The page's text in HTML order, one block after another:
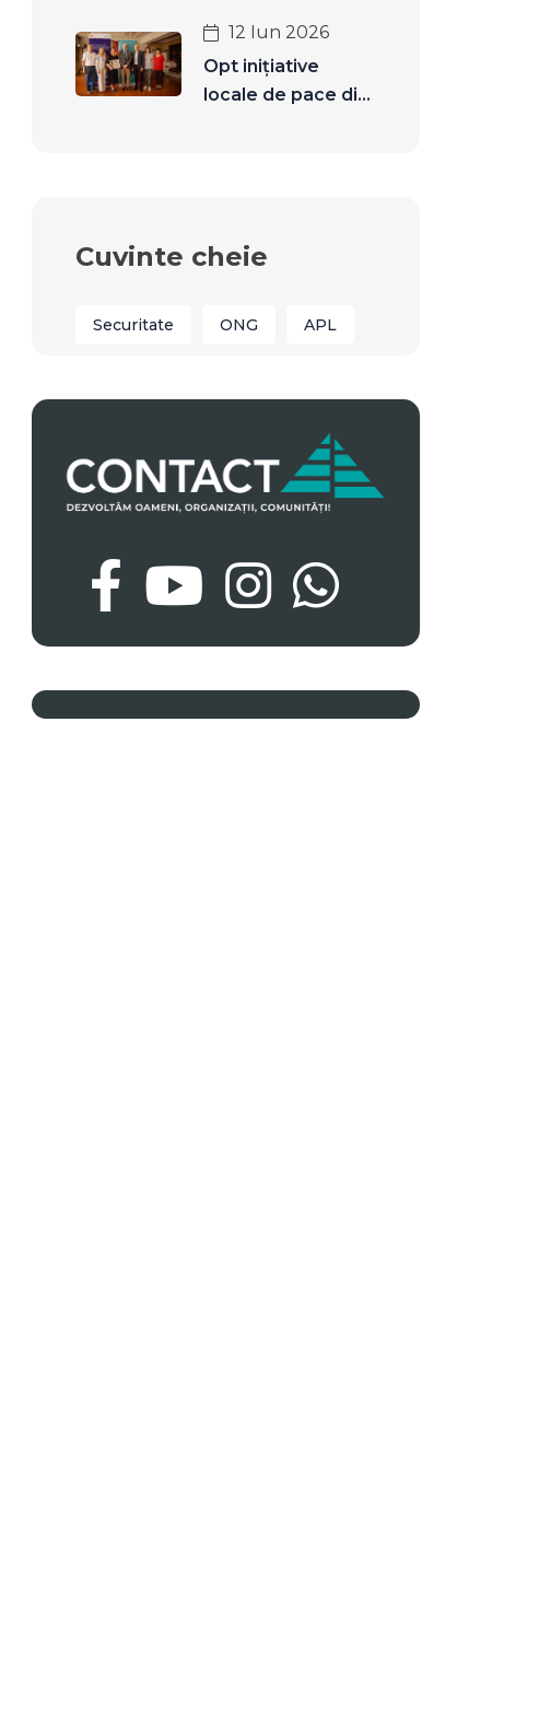
12 Iun 2026
Opt inițiative
locale de pace din
Cuvinte cheie
Securitate ONG APL